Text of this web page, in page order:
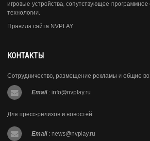
игровые устройства, сопутствующее
технологии.
Правила сайта NVPLAY
КОНТАКТЫ
Сотрудничество, размещение рекламы и общие
Email : info@nvplay.ru
Для пресс-релизов и новостей:
Email : news@nvplay.ru